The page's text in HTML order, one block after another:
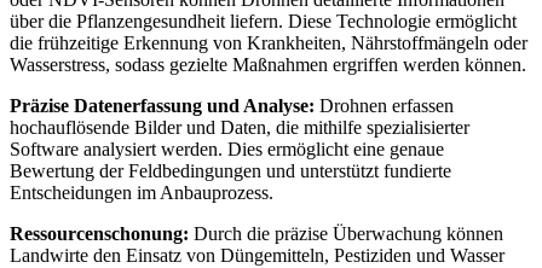
über die Pflanzengesundheit liefern. Diese Technologie ermöglicht
die frühzeitige Erkennung von Krankheiten, Nährstoffmängeln oder
Wasserstress, sodass gezielte Maßnahmen ergriffen werden können.
Präzise Datenerfassung und Analyse: Drohnen erfassen
hochauflösende Bilder und Daten, die mithilfe spezialisierter
Software analysiert werden. Dies ermöglicht eine genaue
Bewertung der Feldbedingungen und unterstützt fundierte
Entscheidungen im Anbauprozess.
Ressourcenschonung: Durch die präzise Überwachung können
Landwirte den Einsatz von Düngemitteln, Pestiziden und Wasser